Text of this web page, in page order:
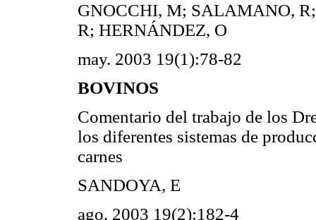
GNOCCHI, M; SALAMANO,
R; HERNÁNDEZ, O
may. 2003 19(1):78-82
BOVINOS
Comentario del trabajo de los
los diferentes sistemas de
carnes
SANDOYA, E
ago. 2003 19(2):182-4